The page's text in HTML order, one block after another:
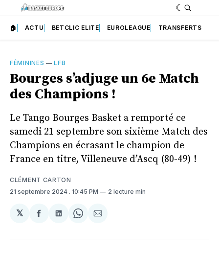
🏠 ACTU BETCLIC ELITE EUROLEAGUE TRANSFERTS
FÉMININES —LFB
Bourges s’adjuge un 6e Match
des Champions !
Le Tango Bourges Basket a remporté ce
samedi 21 septembre son sixième Match des
Champions en écrasant le champion de
France en titre, Villeneuve d’Ascq (80-49) !
CLÉMENT CARTON
21 septembre 2024 . 10:45 PM 2 lecture min
𝕏
Partager
Facebook
Partager
LinkedIn
Share
WhatsApp
Partager
Courriel